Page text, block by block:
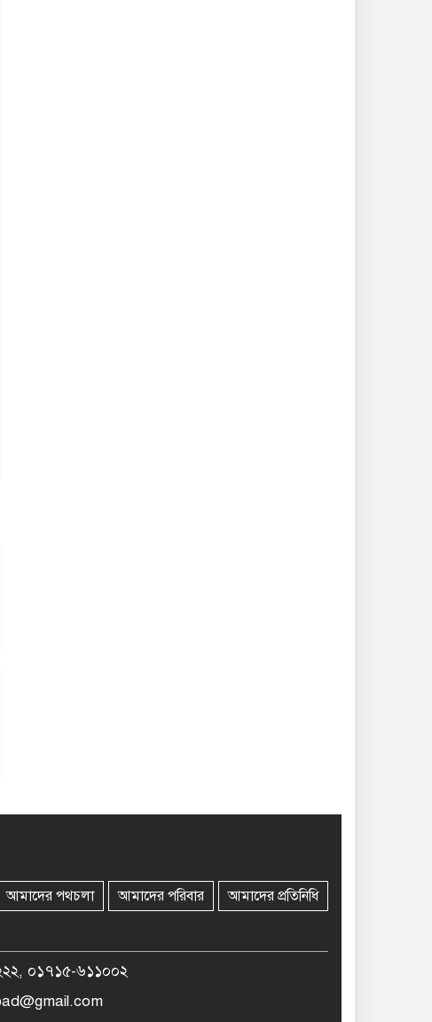
আমাদের পথচলা আমাদের পরিবার আমাদের প্রতিনিধি
০১৭১৫-৬১১০০২